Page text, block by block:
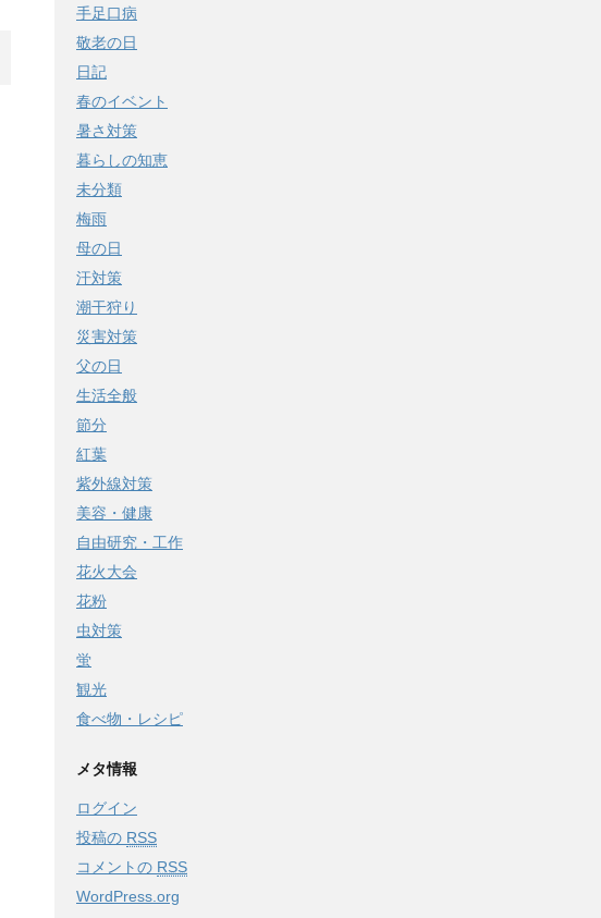
手足口病
敬老の日
日記
春のイベント
暑さ対策
暮らしの知恵
未分類
梅雨
母の日
汗対策
潮干狩り
災害対策
父の日
生活全般
節分
紅葉
紫外線対策
美容・健康
自由研究・工作
花火大会
花粉
虫対策
蛍
観光
食べ物・レシピ
メタ情報
ログイン
投稿の RSS
コメントの RSS
WordPress.org